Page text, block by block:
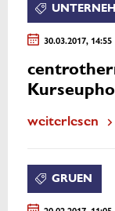
30.03.2017, 14:55
weiterlesen
GRUEN